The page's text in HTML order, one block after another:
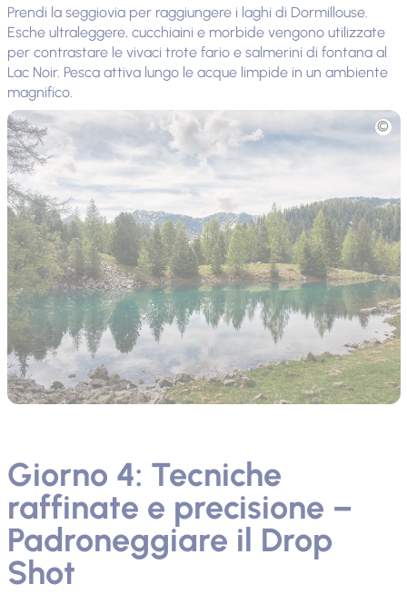
Prendi la seggiovia per raggiungere i laghi di Dormillouse.
Esche ultraleggere, cucchiaini e morbide vengono utilizzate
per contrastare le vivaci trote fario e salmerini di fontana al
Lac Noir. Pesca attiva lungo le acque limpide in un ambiente
magnifico.
Foto
Giorno 4: Tecniche
raffinate e precisione –
Padroneggiare il Drop
Shot